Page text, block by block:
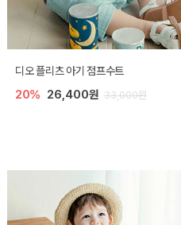
디오 플리츠 아기 점프수트
20% 26,400원 33,000원